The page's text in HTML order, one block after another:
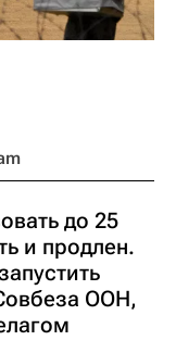
до 25
и продлен.
ООН,